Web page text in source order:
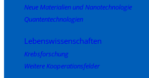
Neue Materialien und Nanotechnologie
Quantentechnologien
Lebenswissenschaften
Krebsforschung
Weitere Kooperationsfelder